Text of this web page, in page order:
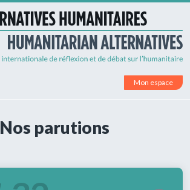
Mon espace
Nos parutions